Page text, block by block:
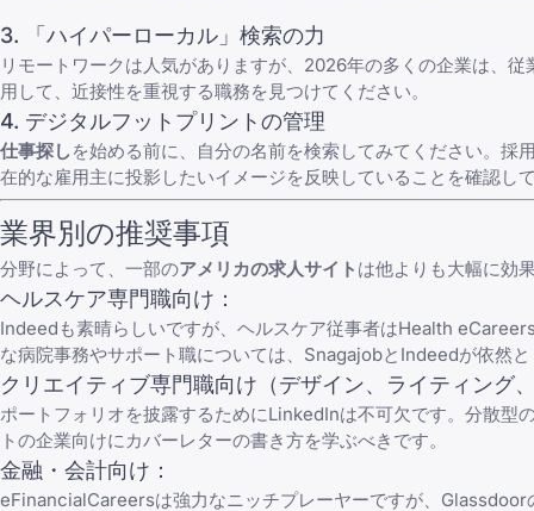
3. 「ハイパーローカル」検索の力
リモートワークは人気がありますが、2026年の多くの企業は、
用して、近接性を重視する職務を見つけてください。
4. デジタルフットプリントの管理
仕事探しを始める前に、自分の名前を検索してみてください。採
在的な雇用主に投影したいイメージを反映していることを確認し
業界別の推奨事項
分野によって、一部のアメリカの求人サイト は他よりも大幅に効
ヘルスケア専門職向け：
Indeed も素晴らしいですが、ヘルスケア従事者はHealth
な病院事務やサポート職については、 SnagajobとIndeedが依然
クリエイティブ専門職向け（デザイン、ライティング
ポートフォリオを披露するためにLinkedInは不可欠です。分散型
トの企業向けにカバーレターの書き方を学ぶべきです。
金融・会計向け：
eFinancialCareersは強力なニッチプレーヤーですが、 Glassdoor